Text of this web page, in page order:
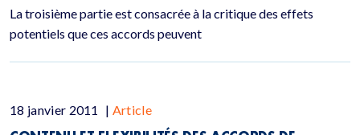
La troisième partie est consacrée à la critique des effets
potentiels que ces accords peuvent
18 janvier 2011 | Article